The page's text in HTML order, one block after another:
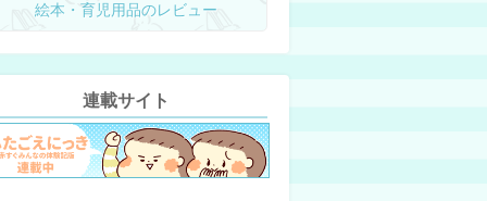
絵本・育児用品のレビュー
連載サイト